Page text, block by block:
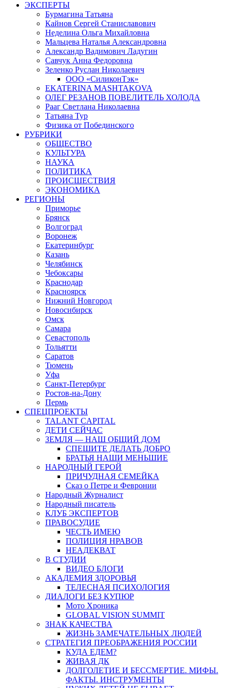
ЭКСПЕРТЫ
Бурмагина Татьяна
Кайнов Сергей Станиславович
Неделина Ольга Михайловна
Мальцева Наталья Александровна
Александр Вадимович Ладугин
Савчук Анна Федоровна
Зеленко Руслан Николаевич
ООО «СиликонТэк»
EKATERINA MASHTAKOVA
ОЛЕГ РЕЗАНОВ ПОВЕЛИТЕЛЬ ХОЛОДА
Рааг Светлана Николаевна
Татьяна Тур
Физика от Побединского
РУБРИКИ
ОБЩЕСТВО
КУЛЬТУРА
НАУКА
ПОЛИТИКА
ПРОИСШЕСТВИЯ
ЭКОНОМИКА
РЕГИОНЫ
Приморье
Брянск
Волгоград
Воронеж
Екатеринбург
Казань
Челябинск
Чебоксары
Краснодар
Красноярск
Нижний Новгород
Новосибирск
Омск
Самара
Севастополь
Тольятти
Саратов
Тюмень
Уфа
Санкт-Петербург
Ростов-на-Дону
Пермь
СПЕЦПРОЕКТЫ
TALANT CAPITAL
ДЕТИ СЕЙЧАС
ЗЕМЛЯ — НАШ ОБЩИЙ ДОМ
СПЕШИТЕ ДЕЛАТЬ ДОБРО
БРАТЬЯ НАШИ МЕНЬШИЕ
НАРОДНЫЙ ГЕРОЙ
ПРИЧУДНАЯ СЕМЕЙКА
Сказ о Петре и Февронии
Народный Журналист
Народный писатель
КЛУБ ЭКСПЕРТОВ
ПРАВОСУДИЕ
ЧЕСТЬ ИМЕЮ
ПОЛИЦИЯ НРАВОВ
НЕАДЕКВАТ
В СТУДИИ
ВИДЕО БЛОГИ
АКАДЕМИЯ ЗДОРОВЬЯ
ТЕЛЕСНАЯ ПСИХОЛОГИЯ
ДИАЛОГИ БЕЗ КУПЮР
Мото Хроника
GLOBAL VISION SUMMIT
ЗНАК КАЧЕСТВА
ЖИЗНЬ ЗАМЕЧАТЕЛЬНЫХ ЛЮДЕЙ
СТРАТЕГИЯ ПРЕОБРАЖЕНИЯ РОССИИ
КУДА ЕДЕМ?
ЖИВАЯ ДК
ДОЛГОЛЕТИЕ И БЕССМЕРТИЕ. МИФЫ.
ФАКТЫ. ИНСТРУМЕНТЫ